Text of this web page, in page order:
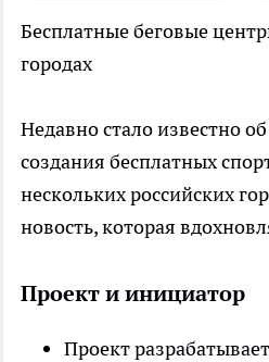
Бесплатные беговые
городах
Недавно стало известно
создания бесплатных
нескольких российских
новость, которая
Проект и инициатор
Проект